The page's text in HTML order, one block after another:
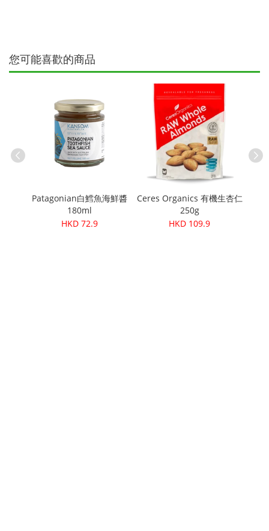
您可能喜歡的商品
Patagonian白鱈魚海鮮醬
180ml
HKD 72.9
Ceres Organics 有機生杏仁
250g
HKD 109.9